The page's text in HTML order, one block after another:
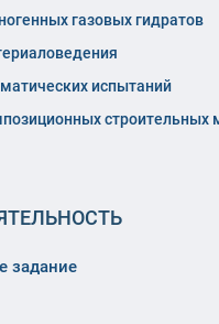
газовых гидратов
испытаний
строительных
задание